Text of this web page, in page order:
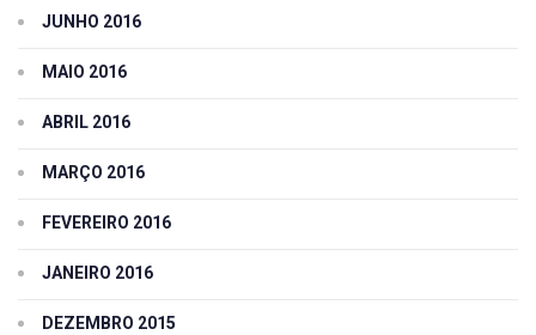
JUNHO 2016
MAIO 2016
ABRIL 2016
MARÇO 2016
FEVEREIRO 2016
JANEIRO 2016
DEZEMBRO 2015